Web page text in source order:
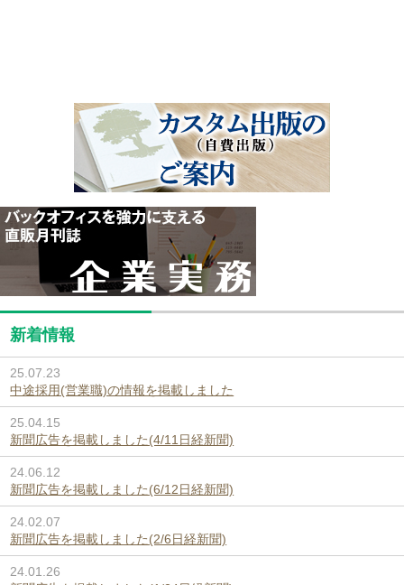
新着情報
25.07.23
中途採用(営業職)の情報を掲載しました
25.04.15
新聞広告を掲載しました(4/11日経新聞)
24.06.12
新聞広告を掲載しました(6/12日経新聞)
24.02.07
新聞広告を掲載しました(2/6日経新聞)
24.01.26